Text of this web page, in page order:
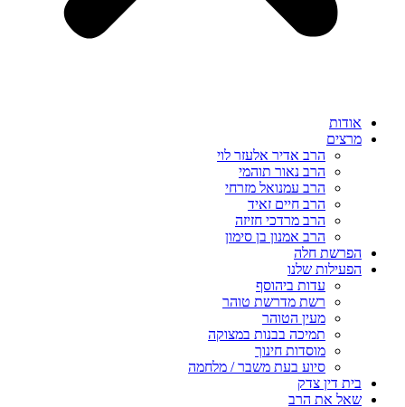
אודות
מרצים
הרב אדיר אלעזר לוי
הרב נאור תוהמי
הרב עמנואל מזרחי
הרב חיים זאיד
הרב מרדכי חזיזה
הרב אמנון בן סימון
הפרשת חלה
הפעילות שלנו
עדות ביהוסף
רשת מדרשת טוהר
מעין הטוהר
תמיכה בבנות במצוקה
מוסדות חינוך
סיוע בעת משבר / מלחמה
בית דין צדק
שאל את הרב